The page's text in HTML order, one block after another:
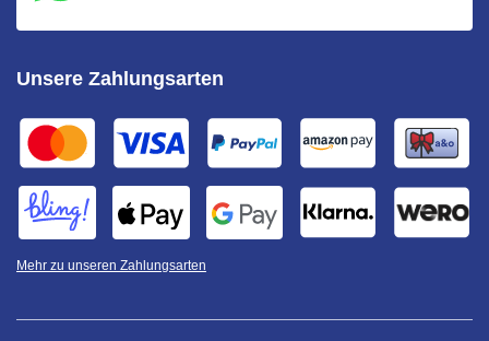
Unsere Zahlungsarten
Mehr zu unseren Zahlungsarten